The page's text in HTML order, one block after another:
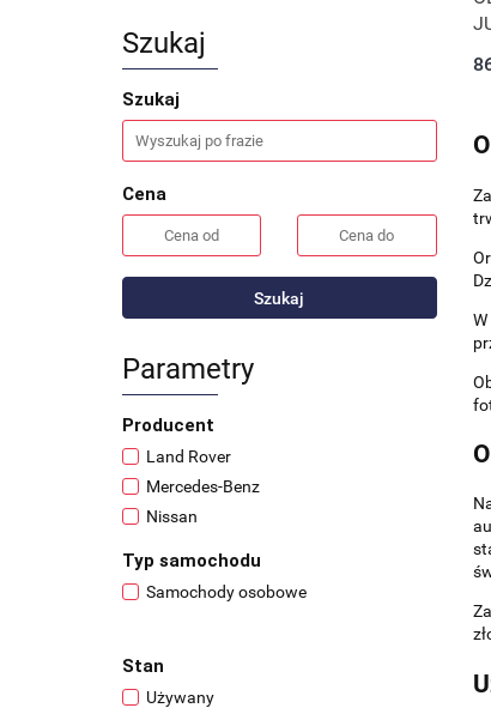
Szukaj
Szukaj
Cena
Szukaj
Parametry
Producent
Land Rover
Mercedes-Benz
Nissan
Typ samochodu
Samochody osobowe
Stan
Używany